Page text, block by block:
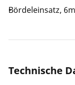
Bördeleinsatz,
Technische